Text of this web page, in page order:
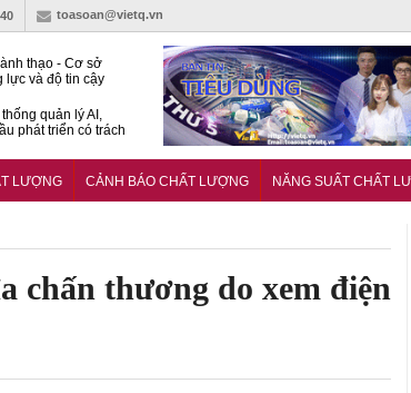
toasoan@vietq.vn
thạo - Cơ sở
lực và độ tin cậy
quản lý AI,
phát triển có trách
sát hạch lái xe
LƯỢNG CẢNH BÁO CHẤT LƯỢNG NĂNG SUẤT CHẤT
chấn thương do xem điện